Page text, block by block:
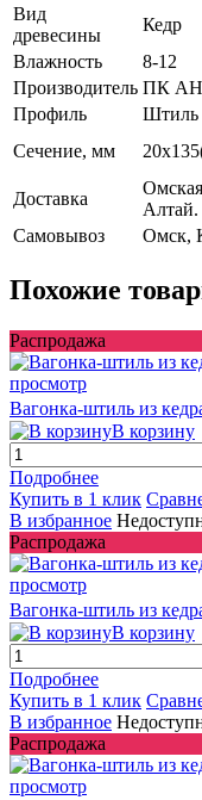
Вид
древесины
Кедр
Влажность
8-12
Производитель ПК
Профиль
Штиль
Сечение, мм
Доставка
Алтай.
Самовывоз
Омск,
Похожие
Распродажа
просмотр
Вагонка-штиль из
В корзину
Подробнее
Купить в 1 клик
В избранное
Распродажа
просмотр
Вагонка-штиль из
В корзину
Подробнее
Купить в 1 клик
В избранное
Распродажа
просмотр